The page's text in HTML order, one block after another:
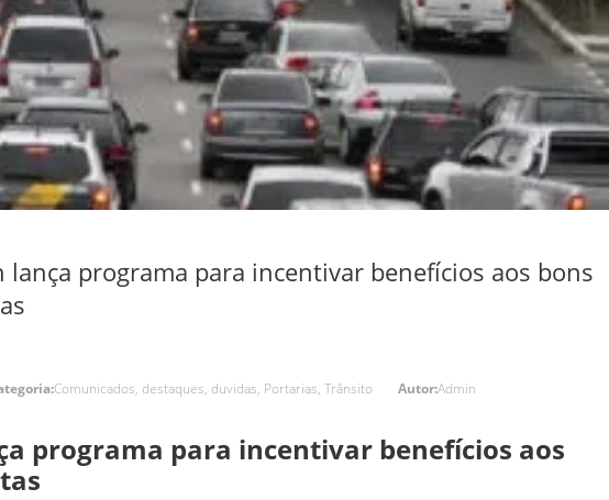
lança programa para incentivar benefícios aos bons
Comunicados, destaques, duvidas, Portarias,Trânsito Autor:Admin
programa para incentivar benefícios aos